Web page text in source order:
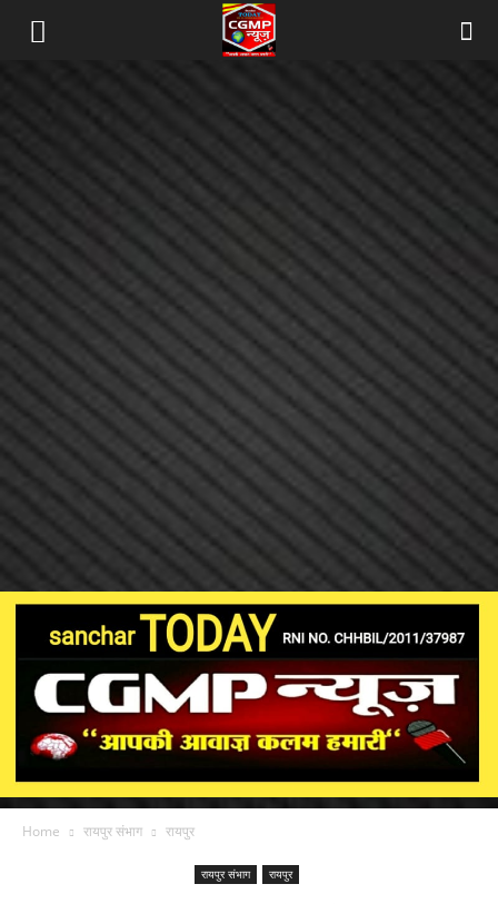
Home रायपुर संभाग रायपुर
रायपुर संभाग रायपुर